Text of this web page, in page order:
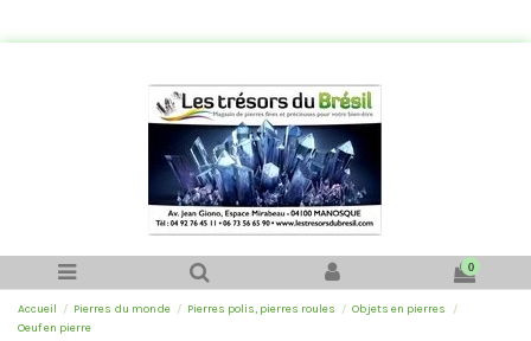
0
Accueil Pierres du monde Pierres polis, pierres roules
Objets en pierres
Oeuf en pierre